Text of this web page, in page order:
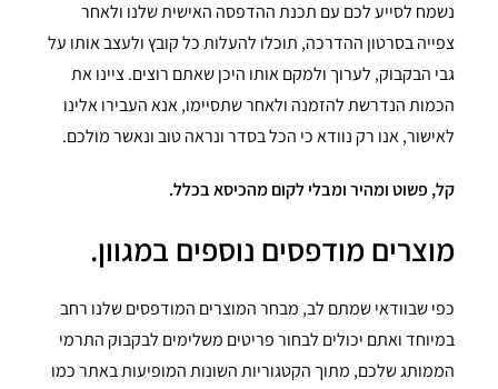
נשמח לסייע לכם עם תכנת ההדפסה האישית שלנו ולאחר
צפייה בסרטון ההדרכה, תוכלו להעלות כל קובץ ולעצב אותו על
גבי הבקבוק, לערוך ולמקם אותו היכן שאתם רוצים. ציינו את
הכמות הנדרשת להזמנה ולאחר שתסיימו, אנא העבירו אלינו
לאישור, אנו רק נוודא כי הכל בסדר ונראה טוב ונאשר מולכם.
קל, פשוט ומהיר ומבלי לקום מהכיסא בכלל.
מוצרים מודפסים נוספים במגוון.
כפי שבוודאי שמתם לב, מבחר המוצרים המודפסים שלנו רחב
במיוחד ואתם יכולים לבחור פריטים משלימים לבקבוק התרמי
הממותג שלכם, מתוך הקטגוריות השונות המופיעות באתר כמו